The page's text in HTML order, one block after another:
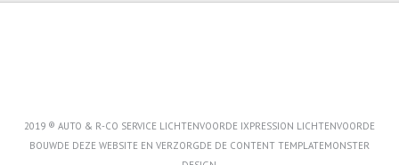
2019 ® AUTO & R-CO SERVICE LICHTENVOORDE IXPRESSION LICHTENVOORDE
BOUWDE DEZE WEBSITE EN VERZORGDE DE CONTENT TEMPLATEMONSTER